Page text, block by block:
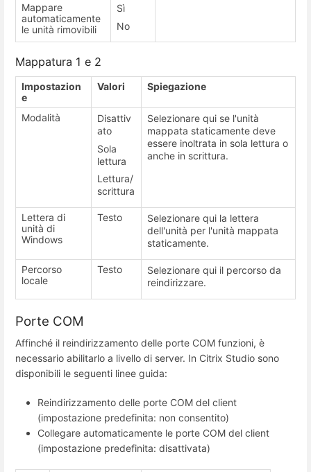
Mappare
automaticamente
le unità rimovibili
Sì
No
Mappatura 1 e 2
Impostazion
e
Valori Spiegazione
Modalità
Disattiv
ato
Sola
lettura
Lettura/
scrittura
Selezionare qui se l'unità
mappata staticamente deve
essere inoltrata in sola lettura o
anche in scrittura.
Lettera di
unità di
Windows
Testo
Selezionare qui la lettera
dell'unità per l'unità mappata
staticamente.
Percorso
locale
Testo
Selezionare qui il percorso da
reindirizzare.
Porte COM
Affinché il reindirizzamento delle porte COM funzioni, è
necessario abilitarlo a livello di server. In Citrix Studio sono
disponibili le seguenti linee guida:
Reindirizzamento delle porte COM del client
(impostazione predefinita: non consentito)
Collegare automaticamente le porte COM del client
(impostazione predefinita: disattivata)